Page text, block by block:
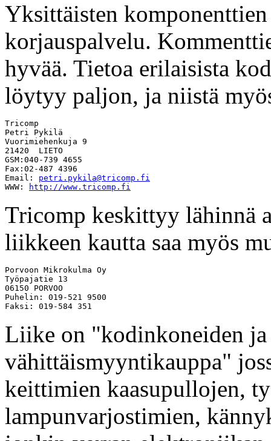
Yksittäisten
korjauspalvelu.
hyvää. Tietoa erilaisista
löytyy paljon, ja niistä
Tricomp
Petri Pykilä
Vuorimiehenkuja 9
21420  LIETO
GSM:040-739 4655
Fax:02-487 4396
Email: petri.pykila@tricomp.fi
WWW:
http://www.tricomp.fi
Tricomp keskittyy lähinnä
liikkeen kautta saa myös
Porvoon Mikrokulma Oy
Työpajatie 13
06150 PORVOO
Puhelin: 019-521 9500
Liike on "kodinkoneiden
vähittäismyyntikauppa"
keittimien kaasupullojen,
lampunvarjostimien,